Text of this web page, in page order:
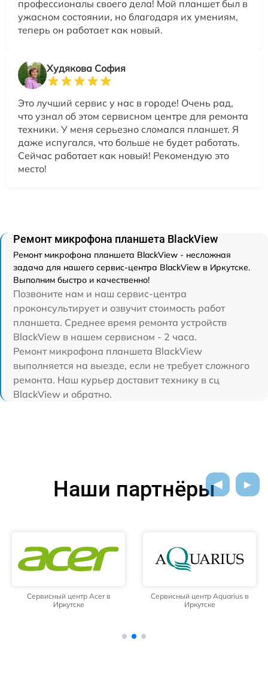
профессионалы своего дела! Мой планшет был в
ужасном состоянии, но благодаря их умениям,
теперь он работает как новый.
Худякова София
Это лучший сервис у нас в городе! Очень рад,
что узнал об этом сервисном центре для ремонта
техники. У меня серьезно сломался планшет. Я
даже испугался, что больше не будет работать.
Сейчас работает как новый! Рекомендую это
место!
Ремонт микрофона планшета BlackView
Ремонт микрофона планшета BlackView - несложная
задача для нашего сервис-центра BlackView в Иркутске.
Выполним быстро и качественно!
Позвоните нам и наш сервис-центра
проконсультирует и озвучит стоимость работ
планшета. Среднее время ремонта устройств
BlackView в нашем сервисном - 2 часа.
Ремонт микрофона планшета BlackView
выполняется на выезде, если не требует сложного
ремонта. Наш курьер доставит технику в сц
BlackView и обратно.
Наши партнёры
Сервисный центр Acer в
Иркутске
Сервисный центр Aquarius в
Иркутске